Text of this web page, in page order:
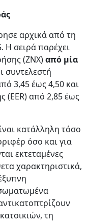
αρχικά από τη
Η σειρά παρέχει
(ΖΝΧ)από μία
συντελεστή
3,45 έως 4,50 και
(EER) από 2,85 έως
κατάλληλη τόσο
όσο και για
εκτεταμένες
χαρακτηριστικά,
τη